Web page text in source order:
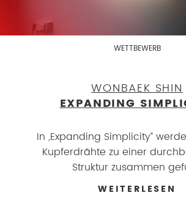
WETTBEWERB
WONBAEK SHIN
EXPANDING
In „Expanding Simplicity“
Kupferdrähte zu einer
Struktur zusammen
WEITERLESEN